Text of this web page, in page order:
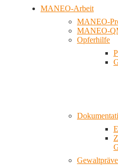
MANEO-Arbeit
MANEO-
MANEO-
Opferhilfe